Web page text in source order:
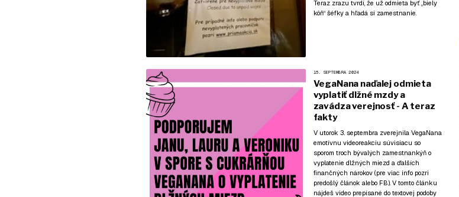
Teraz zrazu tvrdí, že už odmieta byť „biely
kôň“ šéfky a hľadá si zamestnanie.
15. SEPTEMBRA 2024
VegaNana naďalej odmieta
vyplatiť dlžné mzdy a
zavádza verejnosť - A teraz
fakty
V utorok 3. septembra zverejnila VegaNana
emotívnu videoreakciu súvisiacu so
sporom troch bývalých zamestnankýň o
vyplatenie dlžných miezd a ďalších
finančných nárokov (pre viac info pozri
predošlý článok alebo FB). V tomto článku
nájdeš video prepísané do textovej podoby